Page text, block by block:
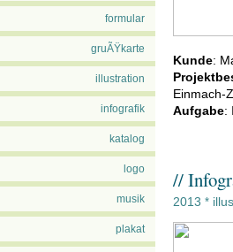
formular
gruÃŸkarte
illustration
infografik
katalog
logo
musik
plakat
Kunde:
Einmach-
Aufgabe:
//
2013 *